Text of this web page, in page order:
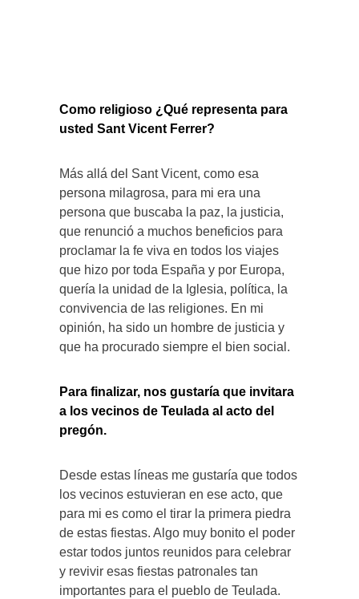
Como religioso ¿Qué representa para
usted Sant Vicent Ferrer?
Más allá del Sant Vicent, como esa
persona milagrosa, para mi era una
persona que buscaba la paz, la justicia,
que renunció a muchos beneficios para
proclamar la fe viva en todos los viajes
que hizo por toda España y por Europa,
quería la unidad de la Iglesia, política, la
convivencia de las religiones. En mi
opinión, ha sido un hombre de justicia y
que ha procurado siempre el bien social.
Para finalizar, nos gustaría que invitara
a los vecinos de Teulada al acto del
pregón.
Desde estas líneas me gustaría que todos
los vecinos estuvieran en ese acto, que
para mi es como el tirar la primera piedra
de estas fiestas. Algo muy bonito el poder
estar todos juntos reunidos para celebrar
y revivir esas fiestas patronales tan
importantes para el pueblo de Teulada.